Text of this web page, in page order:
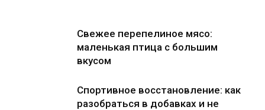
Свежее перепелиное мясо:
маленькая птица с большим
вкусом
Спортивное восстановление: как
разобраться в добавках и не